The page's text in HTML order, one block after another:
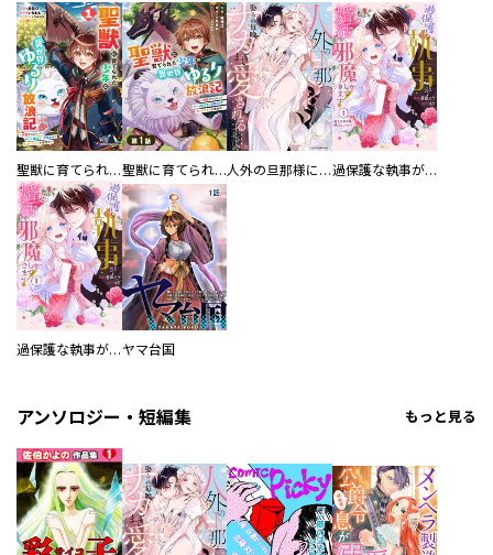
聖獣に育てられた少年の異世界ゆるり放浪記～神様からもらったチート魔法で、仲間たちとスローライフを満喫中～ 聖獣に育てられた少年の異世界ゆるり放浪記～神様からもらったチート魔法で、仲間たちとスローライフを満喫中～【分冊版】 人外の旦那様に娶られ毎晩ナカまで愛される…。アンソロジー 過保護な執事が私の婚活を邪魔してきます！ 分冊版
過保護な執事が私の婚活を邪魔してきます！ ヤマ台国
アンソロジー・短編集 もっと見る